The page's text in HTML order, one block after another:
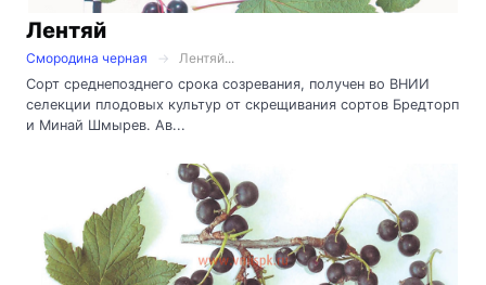
Лентяй
Смородина черная
Лентяй...
Сорт среднепозднего срока созревания, получен во ВНИИ
селекции плодовых культур от скрещивания сортов Бредторп
и Минай Шмырев. Ав...